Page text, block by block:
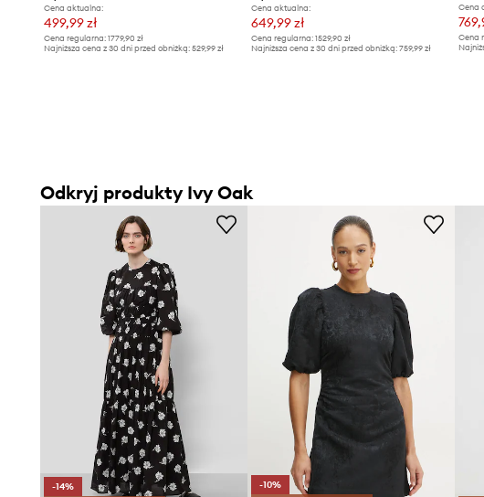
Cena aktualna:
499,99 zł
Cena regularna: 1779,90 zł
Najniższa cena z 30 dni przed obniżką: 529,99 zł
Cena aktualna:
649,99 zł
Cena regularna:1529,90 zł
Najniższa cena z 30 dni przed obniżką:759,99 zł
Cena
Cena
Odkryj produkty Ivy Oak
-14%
-10%